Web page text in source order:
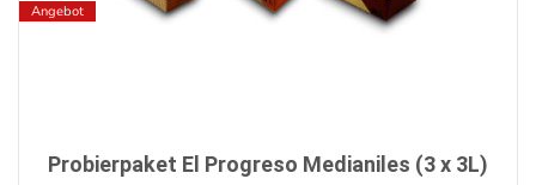
Angebot
Probierpaket El Progreso Medianiles (3 x 3L)